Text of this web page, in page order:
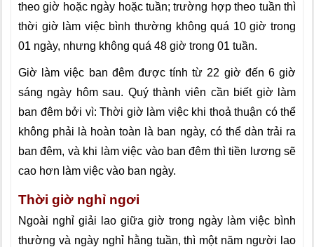
theo giờ hoặc ngày hoặc tuần; trường hợp theo tuần thì
thời giờ làm việc bình thường không quá 10 giờ trong
01 ngày, nhưng không quá 48 giờ trong 01 tuần.
Giờ làm việc ban đêm được tính từ 22 giờ đến 6 giờ
sáng ngày hôm sau. Quý thành viên cần biết giờ làm
ban đêm bởi vì: Thời giờ làm việc khi thoả thuận có thể
không phải là hoàn toàn là ban ngày, có thể dàn trải ra
ban đêm, và khi làm việc vào ban đêm thì tiền lương sẽ
cao hơn làm việc vào ban ngày.
Thời giờ nghỉ ngơi
Ngoài nghỉ giải lao giữa giờ trong ngày làm việc bình
thường và ngày nghỉ hằng tuần, thì một năm người lao